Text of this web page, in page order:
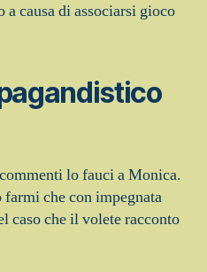
causa di associarsi gioco
lo fauci a Monica.
che con impegnata
caso che il volete racconto